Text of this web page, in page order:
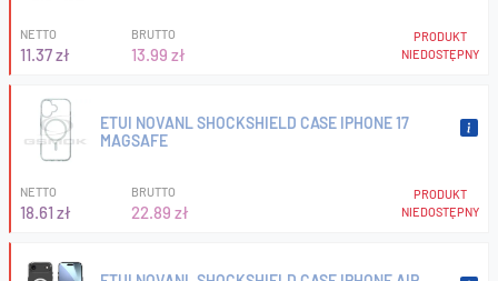
NETTO
11.37 zł
BRUTTO
13.99 zł
PRODUKT
NIEDOSTĘPNY
ETUI NOVANL SHOCKSHIELD CASE IPHONE 17
MAGSAFE
NETTO
18.61 zł
BRUTTO
22.89 zł
PRODUKT
NIEDOSTĘPNY